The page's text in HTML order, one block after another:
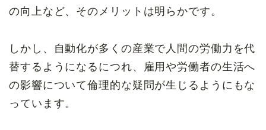
の向上など、そのメリットは明らかです。
しかし、自動化が多くの産業で人間の労働力を代
替するようになるにつれ、雇用や労働者の生活へ
の影響について倫理的な疑問が生じるようにもな
っています。